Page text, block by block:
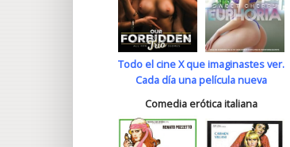
Todo el cine X que imaginastes ver.
Cada día una película nueva
Comedia erótica italiana